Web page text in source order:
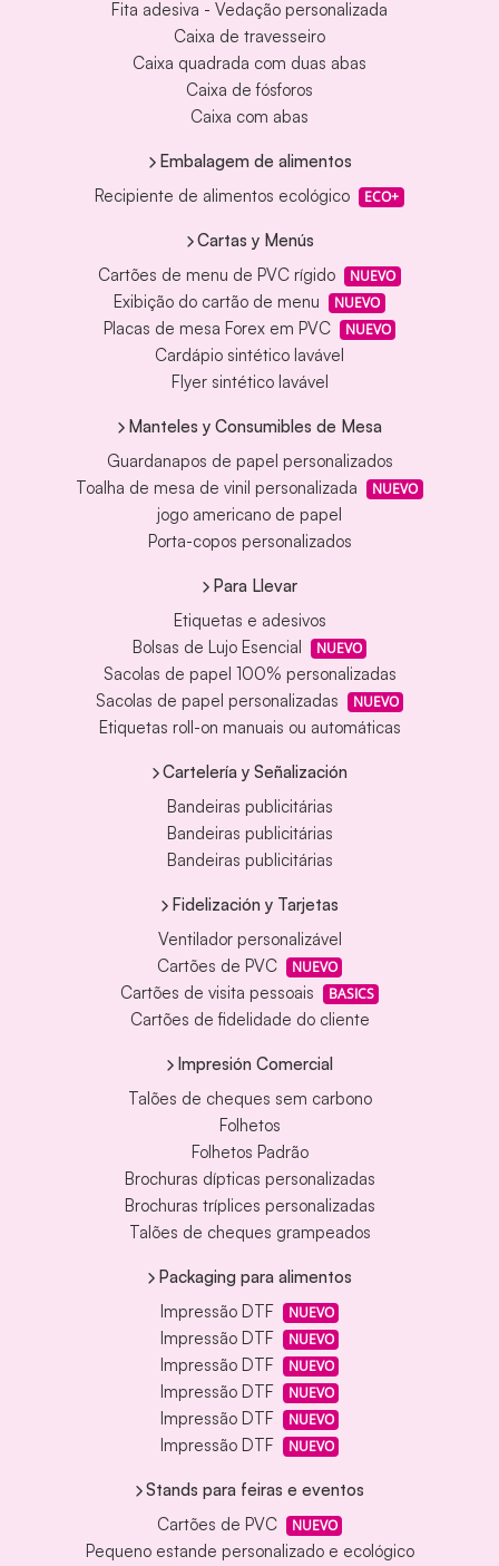
Fita adesiva - Vedação personalizada
Caixa de travesseiro
Caixa quadrada com duas abas
Caixa de fósforos
Caixa com abas
Embalagem de alimentos
Recipiente de alimentos ecológico
ECO+
Cartas y Menús
Cartões de menu de PVC rígido
NUEVO
Exibição do cartão de menu NUEVO
Placas de mesa Forex em PVC NUEVO
Cardápio sintético lavável
Flyer sintético lavável
Manteles y Consumibles de Mesa
Guardanapos de papel personalizados
Toalha de mesa de vinil personalizada
NUEVO
jogo americano de papel
Porta-copos personalizados
Para Llevar
Etiquetas e adesivos
Bolsas de Lujo Esencial
NUEVO
Sacolas de papel 100% personalizadas
Sacolas de papel personalizadas
NUEVO
Etiquetas roll-on manuais ou automáticas
Cartelería y Señalización
Bandeiras publicitárias
Bandeiras publicitárias
Bandeiras publicitárias
Fidelización y Tarjetas
Ventilador personalizável
Cartões de PVC
NUEVO
Cartões de visita pessoais BASICS
Cartões de fidelidade do cliente
Impresión Comercial
Talões de cheques sem carbono
Folhetos
Folhetos Padrão
Brochuras dípticas personalizadas
Brochuras tríplices personalizadas
Talões de cheques grampeados
Packaging para alimentos
Impressão DTF
NUEVO
Impressão DTF NUEVO
Impressão DTF NUEVO
Impressão DTF NUEVO
Impressão DTF NUEVO
Impressão DTF NUEVO
Stands para feiras e eventos
Cartões de PVC
NUEVO
Pequeno estande personalizado e ecológico